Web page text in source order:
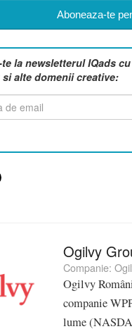
Aboneaza-te
te la newsletterul IQads
alte domenii creative:
Ogilvy
Companie:
Ogilvy
companie
lume